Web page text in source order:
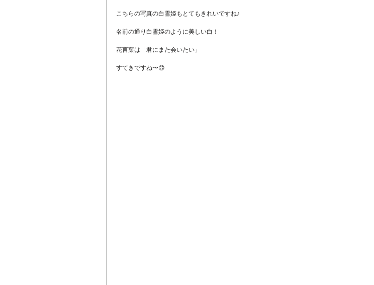
こちらの写真の白雪姫もとてもきれいですね♪
名前の通り白雪姫のように美しい白！
花言葉は「君にまた会いたい」
すてきですね〜😊